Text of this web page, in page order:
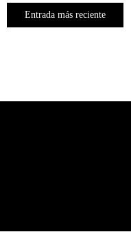
Entrada más reciente